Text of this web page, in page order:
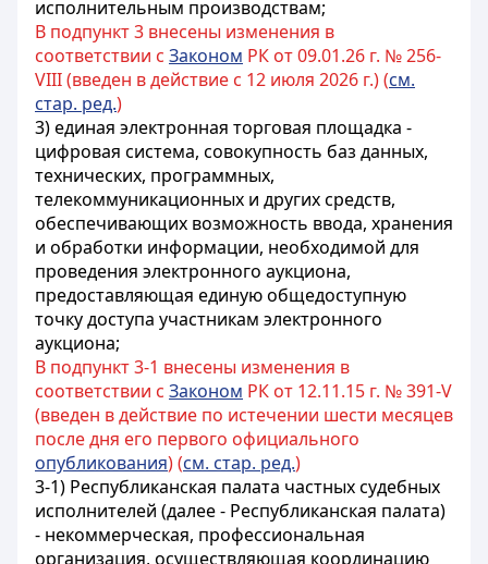
исполнительным производствам;
В подпункт 3 внесены изменения в
соответствии с Законом РК от 09.01.26 г. № 256-
VIII (введен в действие с 12 июля 2026 г.) (см.
стар. ред.)
3) единая электронная торговая площадка -
цифровая система, совокупность баз данных,
технических, программных,
телекоммуникационных и других средств,
обеспечивающих возможность ввода, хранения
и обработки информации, необходимой для
проведения электронного аукциона,
предоставляющая единую общедоступную
точку доступа участникам электронного
аукциона;
В подпункт 3-1 внесены изменения в
соответствии с Законом РК от 12.11.15 г. № 391-V
(введен в действие по истечении шести месяцев
после дня его первого официального
опубликования) (см. стар. ред.)
3-1) Республиканская палата частных судебных
исполнителей (далее - Республиканская палата)
- некоммерческая, профессиональная
организация, осуществляющая координацию